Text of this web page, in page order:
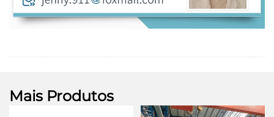
Mais Produtos